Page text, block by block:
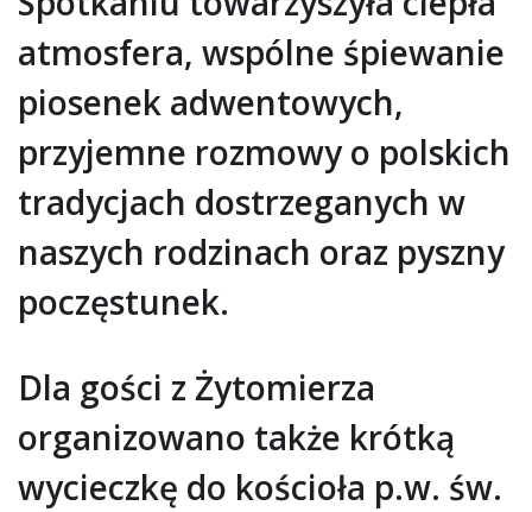
atmosfera, wspólne śpiewanie
piosenek adwentowych,
przyjemne rozmowy o polskich
tradycjach dostrzeganych w
naszych rodzinach oraz pyszny
poczęstunek.
Dla gości z Żytomierza
organizowano także krótką
wycieczkę do kościoła p.w. św.